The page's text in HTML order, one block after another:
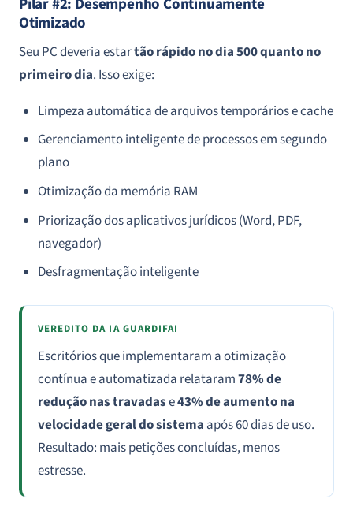
Pilar #2: Desempenho Continuamente
Otimizado
Seu PC deveria estartão rápido no dia 500 quanto no
primeiro dia. Isso exige:
Limpeza automática de arquivos temporários e cache
Gerenciamento inteligente de processos em segundo
plano
Otimização da memória RAM
Priorização dos aplicativos jurídicos (Word, PDF,
navegador)
Desfragmentação inteligente
VEREDITO DA IA GUARDIFAI
Escritórios que implementaram a otimização
contínua e automatizada relataram78% de
redução nas travadase43% de aumento na
velocidade geral do sistema após 60 dias de uso.
Resultado: mais petições concluídas, menos
estresse.